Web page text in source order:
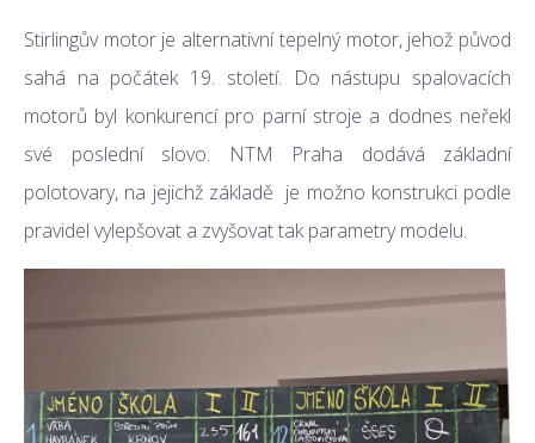
Stirlingův motor je alternativní tepelný motor, jehož původ
sahá na počátek 19. století. Do nástupu spalovacích
motorů byl konkurencí pro parní stroje a dodnes neřekl
své poslední slovo. NTM Praha dodává základní
polotovary, na jejichž základě je možno konstrukci podle
pravidel vylepšovat a zvyšovat tak parametry modelu.